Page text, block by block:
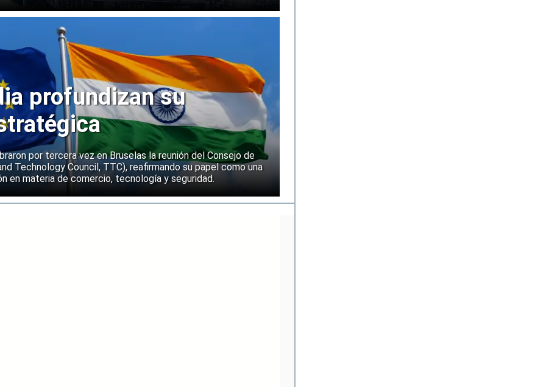
profundizan su
por tercera vez en Bruselas la reunión del Consejo de
Technology Council, TTC), reafirmando su papel como una
en materia de comercio, tecnología y seguridad.